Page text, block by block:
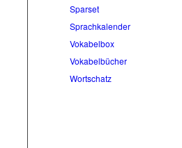
Sparset
Sprachkalender
Vokabelbox
Vokabelbücher
Wortschatz